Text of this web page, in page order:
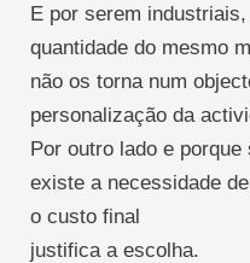
E por serem
quantidade do mesmo
não os torna num
personalização da
Por outro lado e
existe a necessidade
o custo final
justifica a escolha.